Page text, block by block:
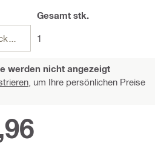
Packungen
Gesamtstk.
1
werden nicht angezeigt
um Ihre persönlichen Preise